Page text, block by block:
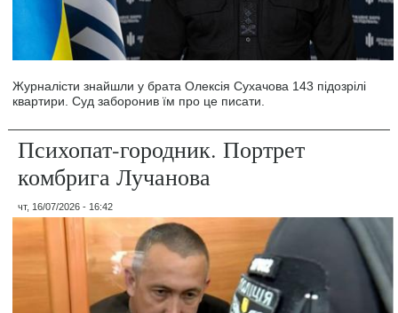
Журналісти знайшли у брата Олексія Сухачова 143 підозрілі
квартири. Суд заборонив їм про це писати.
Психопат-городник. Портрет
комбрига Лучанова
чт, 16/07/2026 - 16:42